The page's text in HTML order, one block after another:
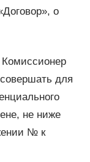
о
для
не ниже
№ к